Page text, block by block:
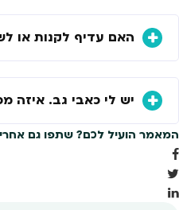
האם עדיף לקנות או
יש לי כאבי גב. איזה
המאמר הועיל לכם? שתפו גם